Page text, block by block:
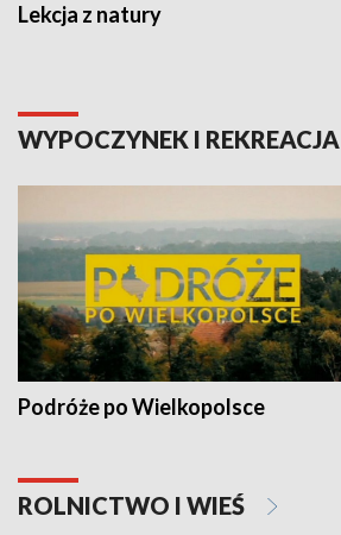
Lekcja z natury
WYPOCZYNEK I REKREACJA
Podróże po Wielkopolsce
ROLNICTWO I WIEŚ